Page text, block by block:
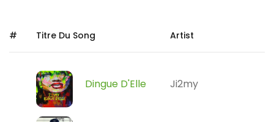
# Titre Du Song Artist
Dingue D'Elle Ji2my